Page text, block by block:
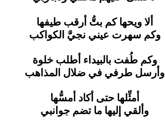
ألا ويحها كم بتُّ أرقب طيفها
وكم سهرت عيني نجيَّ الكواكب
وكم طُفت بالبيداء أطلب خلوة
وأرسل طرفي في ضلال المذاهب
أمثِّلها حتى أكاد أمسُّها
وألقي إليها ما تضم جوانبي